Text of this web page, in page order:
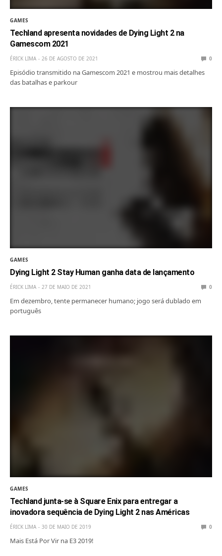
GAMES
Techland apresenta novidades de Dying Light 2 na
Gamescom 2021
ÉRICK LIMA 26 DE AGOSTO DE 2021 0
Episódio transmitido na Gamescom 2021 e mostrou mais detalhes
das batalhas e parkour
GAMES
Dying Light 2 Stay Human ganha data de lançamento
ÉRICK LIMA 27 DE MAIO DE 2021 0
Em dezembro, tente permanecer humano; jogo será dublado em
português
GAMES
Techland junta-se à Square Enix para entregar a
inovadora sequência de Dying Light 2 nas Américas
ÉRICK LIMA 30 DE MAIO DE 2019 0
Mais Está Por Vir na E3 2019!